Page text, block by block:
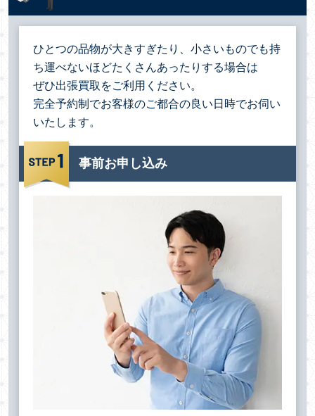
ひとつの品物が大きすぎたり、小さいものでも持
ち運べないほどたくさんあったりする場合は
ぜひ出張買取をご利用ください。
完全予約制でお客様のご都合の良い日時でお伺い
いたします。
事前お申し込み